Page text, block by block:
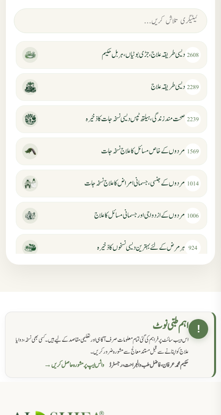
2608 دیسی طریقہ علاج، جڑی بوٹیاں، ہربل حکیم
2289 دیسی طریقہ علاج
2239 صحت مند زندگی، ہیلتھ ٹپس دیسی نسخہ جات کا ذخیرہ
1569 مردوں کے خاص مسائل کا علاج نسخہ جات
1014 مردوں کے جنسی، جسمانی امراض کا علاج نسخہ جات
1006 مردوں کے ازدواجی اور جسمانی مسائل کا علاج
924 ہر مرض کے لئے بہترین دیسی نسخوں کا ذخیرہ
862 حکماء کےلئے نسخہ جات
سرعت انزال کا علاج اور دیسی نسخہ جات
جریان، احتلام کےلئے جڑی بوٹیوں کیساتھ دیسی علاج
! اہم طبی نوٹ
اس ویب سائٹ پر فراہم کی گئی تمام معلومات صرف آگاہی اور تعلیمی مقاصد کے لیے ہیں۔ کسی بھی نسخہ، دوا یا
علاج کو اپنانے سے قبل مستند معالج سے مشورہ ضرور کریں۔
حکیم محمد عرفان، فاضل طب والجراحت، رجسٹرڈ واٹس ایپ پر مشورہ حاصل کریں →